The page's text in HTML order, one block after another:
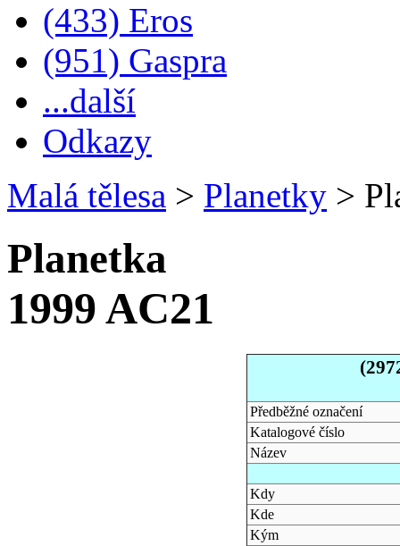
(433) Eros
(951) Gaspra
...další
Odkazy
Malá tělesa > Planetky >
Planetka
1999 AC21
Předběžné označení
Katalogové číslo
Název
Kdy
Kde
Kým